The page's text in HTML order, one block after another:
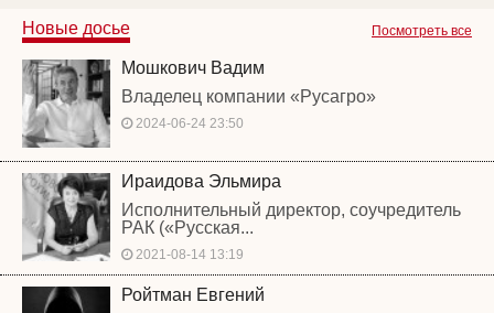
Посмотреть все
Новые досье
Мошкович Вадим
Владелец компании «Русагро»
2024-06-24 23:50
Ираидова Эльмира
Исполнительный директор, соучредитель
РАК («Русская...
2021-08-14 13:19
Ройтман Евгений